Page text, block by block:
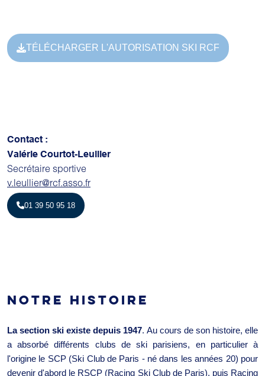
TÉLÉCHARGER L'AUTORISATION SKI RCF
Contact :
Valérie Courtot-Leullier
Secrétaire sportive
v.leullier@rcf.asso.fr
01 39 50 95 18
NOTRE HISTOIRE
La section ski existe depuis 1947. Au cours de son histoire, elle
a absorbé différents clubs de ski parisiens, en particulier à
l'origine le SCP (Ski Club de Paris - né dans les années 20) pour
devenir d'abord le RSCP (Racing Ski Club de Paris), puis Racing